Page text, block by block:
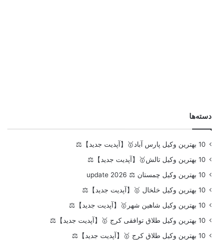
دسته‌ها
10 بهترین وکیل پارس آباد🥇【آپدیت جدید】⚖️
10 بهترین وکیل تالش🥇【آپدیت جدید】⚖️
10 بهترین وکیل چمستان ⚖️ update 2026
10 بهترین وکیل خلخال 🥇【آپدیت جدید】⚖️
10 بهترین وکیل شاهین شهر🥇【آپدیت جدید】⚖️
10 بهترین وکیل طلاق توافقی کرج 🥇【آپدیت جدید】⚖️
10 بهترین وکیل طلاق کرج 🥇【آپدیت جدید】⚖️